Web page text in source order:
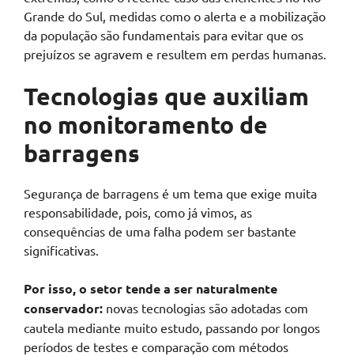
Grande do Sul, medidas como o alerta e a mobilização
da população são fundamentais para evitar que os
prejuízos se agravem e resultem em perdas humanas.
Tecnologias que auxiliam
no monitoramento de
barragens
Segurança de barragens é um tema que exige muita
responsabilidade, pois, como já vimos, as
consequências de uma falha podem ser bastante
significativas.
Por isso, o setor tende a ser naturalmente
conservador: novas tecnologias são adotadas com
cautela mediante muito estudo, passando por longos
períodos de testes e comparação com métodos